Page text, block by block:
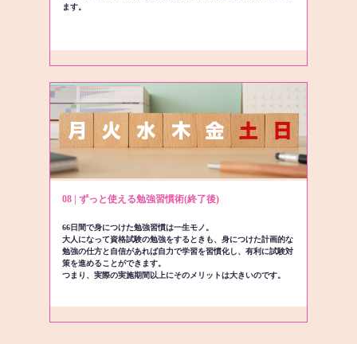
ます。
08 | ずっと使える勉強習慣術(終了後)
66日間で身につけた勉強習慣は一生モノ。
大人になって資格試験の勉強をするときも、身につけた計画的な
勉強の仕方と自信があれば自力で学習を習慣化し、有利に試験対
策を進めることができます。
つまり、実際の実施期間以上にそのメリットは大きいのです。